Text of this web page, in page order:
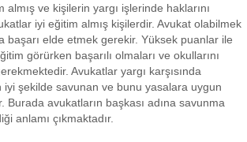
almış ve kişilerin yargı işlerinde haklarını
iyi eğitim almış kişilerdir. Avukat olabilmek
başarı elde etmek gerekir. Yüksek puanlar ile
görürken başarılı olmaları ve okullarını
Avukatlar yargı karşısında
iyi şekilde savunan ve bunu yasalara uygun
Burada avukatların başkası adına savunma
anlamı çıkmaktadır.